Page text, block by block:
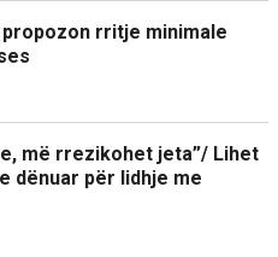
rritje minimale
më rrezikohet jeta”/ Lihet
dënuar për lidhje me